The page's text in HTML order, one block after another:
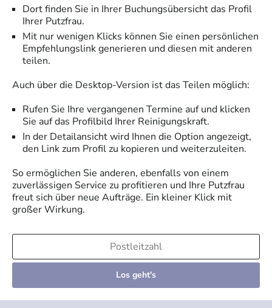
Dort finden Sie in Ihrer Buchungsübersicht das Profil
Ihrer Putzfrau.
Mit nur wenigen Klicks können Sie einen persönlichen
Empfehlungslink generieren und diesen mit anderen
teilen.
Auch über die Desktop-Version ist das Teilen möglich:
Rufen Sie Ihre vergangenen Termine auf und klicken
Sie auf das Profilbild Ihrer Reinigungskraft.
In der Detailansicht wird Ihnen die Option angezeigt,
den Link zum Profil zu kopieren und weiterzuleiten.
So ermöglichen Sie anderen, ebenfalls von einem
zuverlässigen Service zu profitieren und Ihre Putzfrau
freut sich über neue Aufträge. Ein kleiner Klick mit
großer Wirkung.
Los geht's